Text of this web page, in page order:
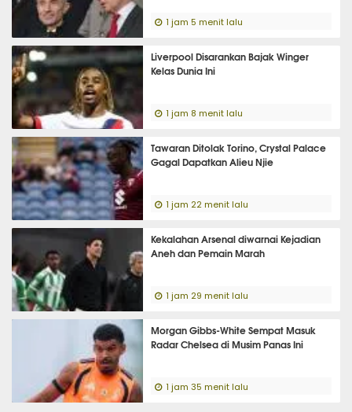
1 jam 5 menit lalu
Liverpool Disarankan Bajak Winger
Kelas Dunia Ini
1 jam 8 menit lalu
Tawaran Ditolak Torino, Crystal Palace
Gagal Dapatkan Alieu Njie
1 jam 22 menit lalu
Kekalahan Arsenal diwarnai Kejadian
Aneh dan Pemain Marah
1 jam 29 menit lalu
Morgan Gibbs-White Sempat Masuk
Radar Chelsea di Musim Panas Ini
1 jam 35 menit lalu